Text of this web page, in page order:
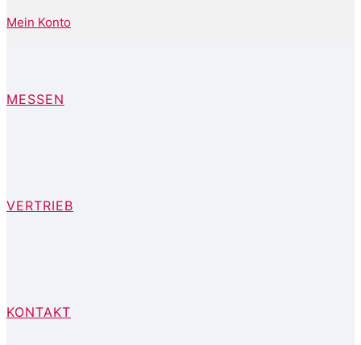
Mein Konto
MESSEN
VERTRIEB
KONTAKT